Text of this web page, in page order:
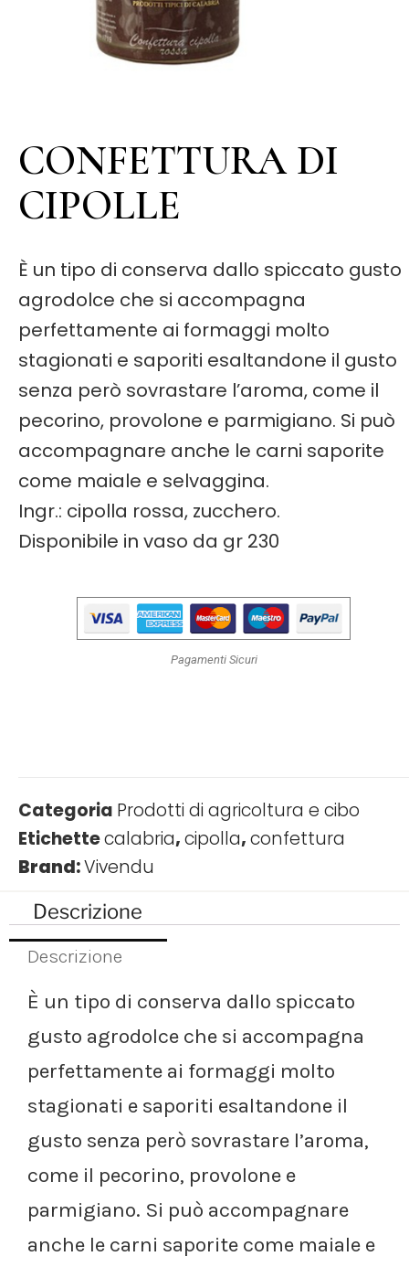
CONFETTURA DI
CIPOLLE
È un tipo di conserva dallo spiccato gusto
agrodolce che si accompagna
perfettamente ai formaggi molto
stagionati e saporiti esaltandone il gusto
senza però sovrastare l’aroma, come il
pecorino, provolone e parmigiano. Si può
accompagnare anche le carni saporite
come maiale e selvaggina.
Ingr.: cipolla rossa, zucchero.
Disponibile in vaso da gr 230
Pagamenti Sicuri
Categoria Prodotti di agricoltura e cibo
Etichettecalabria,cipolla,confettura
Brand:Vivendu
Descrizione
Descrizione
È un tipo di conserva dallo spiccato
gusto agrodolce che si accompagna
perfettamente ai formaggi molto
stagionati e saporiti esaltandone il
gusto senza però sovrastare l’aroma,
come il pecorino, provolone e
parmigiano. Si può accompagnare
anche le carni saporite come maiale e